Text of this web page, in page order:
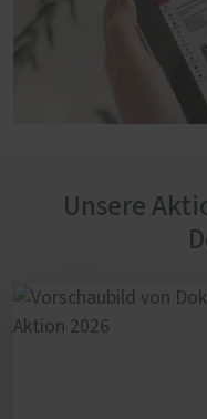
Unsere